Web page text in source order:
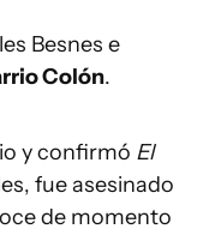
Besnes e
Colón.
y confirmó El
fue asesinado
de momento